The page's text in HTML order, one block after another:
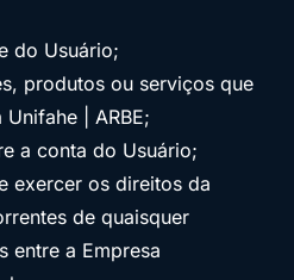
do Usuário;
produtos ou serviços que
| ARBE;
a conta do Usuário;
exercer os direitos da
de quaisquer
entre a Empresa